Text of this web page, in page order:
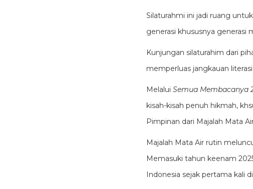
Silaturahmi ini jadi ruang
generasi khususnya generasi
Kunjungan silaturahim dari
memperluas jangkauan
Melalui Semua Membacanya
kisah-kisah penuh hikmah,
Pimpinan dari Majalah Mata
Majalah Mata Air rutin
Memasuki tahun keenam
Indonesia sejak pertama kali